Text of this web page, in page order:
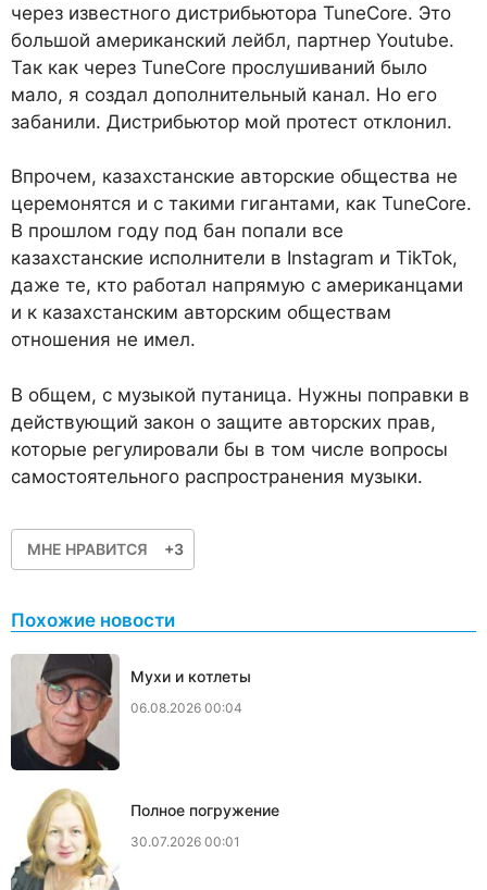
через известного дистрибьютора TuneCore. Это
большой американский лейбл, партнер Youtube.
Так как через TuneCore прослушиваний было
мало, я создал дополнительный канал. Но его
забанили. Дистрибьютор мой протест отклонил.
Впрочем, казахстанские авторские общества не
церемонятся и с такими гигантами, как TuneCore.
В прошлом году под бан попали все
казахстанские исполнители в Instagram и TikTok,
даже те, кто работал напрямую с американцами
и к казахстанским авторским обществам
отношения не имел.
В общем, с музыкой путаница. Нужны поправки в
действующий закон о защите авторских прав,
которые регулировали бы в том числе вопросы
самостоятельного распространения музыки.
МНЕ НРАВИТСЯ +3
Похожие новости
Мухи и котлеты
06.08.2026 00:04
Полное погружение
30.07.2026 00:01